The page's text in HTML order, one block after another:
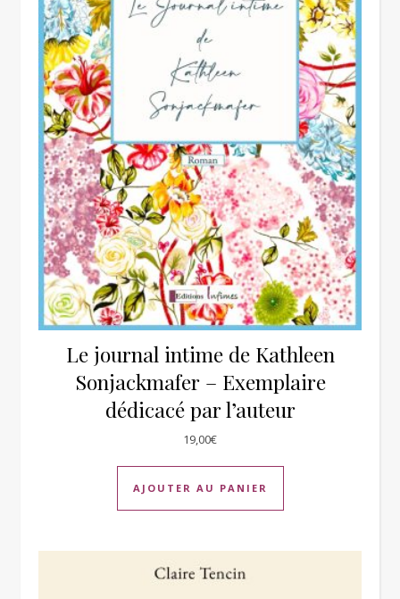
Le journal intime de Kathleen
Sonjackmafer – Exemplaire
dédicacé par l’auteur
19,00€
AJOUTER AU PANIER